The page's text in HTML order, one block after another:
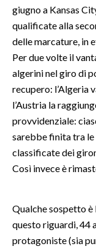
3 MINUTI CON
INSULARITÀ
INFO AZIENDE
ABBONATI
PUBBLICITÀ
SPIAGGE
giugno a Kansas
qualificate alla
delle marcature, in
Per due volte il
algerini nel giro di
recupero: l’Algeria
l’Austria la
provvidenziale:
sarebbe finita tra
classificate dei
Così invece è
Qualche sospetto
questo riguardi, 44
protagoniste (sia